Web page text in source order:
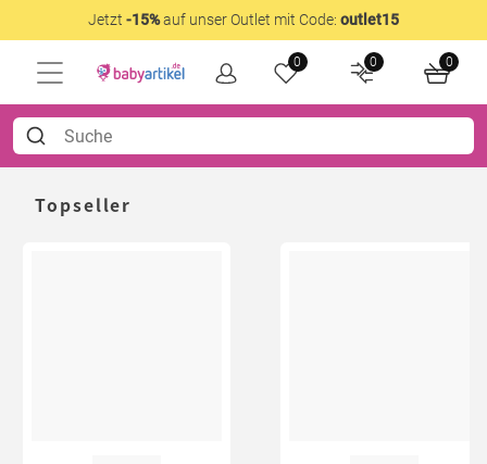
Jetzt -15%auf unser Outlet mit Code: outlet15
0 0 0
Topseller